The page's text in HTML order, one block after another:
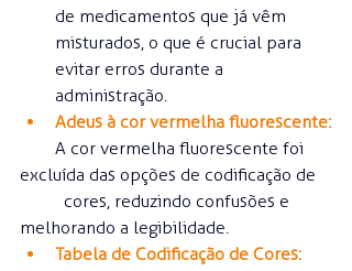
de medicamentos que já vêm
misturados, o que é crucial para
evitar erros durante a
administração.
Adeus à cor vermelha fluorescente:
excluída das opções de codificação de
melhorando a legibilidade.
Tabela de Codificação de Cores: